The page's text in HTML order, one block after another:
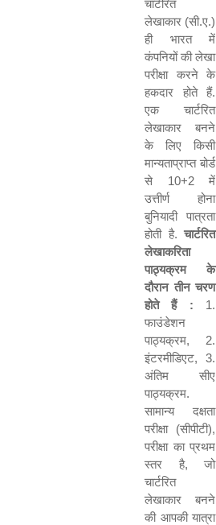
चार्टरित
लेखाकार (सी.ए.)
ही भारत में
कंपनियों की लेखा
परीक्षा करने के
हकदार होते हैं.
एक चार्टरित
लेखाकार बनने
के लिए किसी
मान्यताप्राप्त बोर्ड
से 10+2में
उत्तीर्ण होना
बुनियादी पात्रता
होती है. चार्टरित
लेखाकरिता
पाठ्यक्रम के
दौरान तीन चरण
होते हैं :
1.
फाउंडेशन
पाठ्यक्रम, 2.
इंटरमीडिएट, 3.
अंतिम सीए
पाठ्यक्रम.
सामान्य दक्षता
परीक्षा (सीपीटी),
परीक्षा का प्रथम
स्तर है, जो
चार्टरित
लेखाकार बनने
की आपकी यात्रा